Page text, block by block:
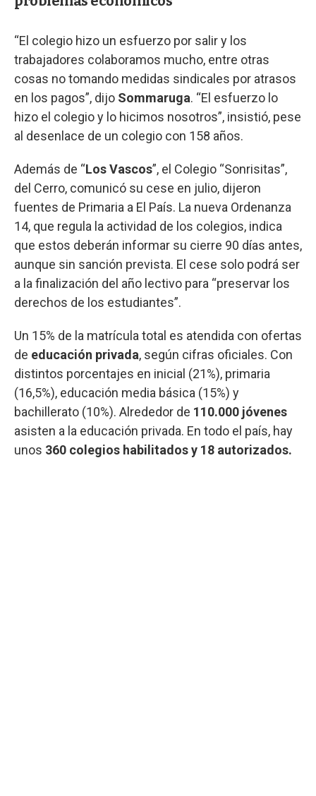
“El colegio hizo un esfuerzo por salir y los
trabajadores colaboramos mucho, entre otras
cosas no tomando medidas sindicales por atrasos
en los pagos”, dijo Sommaruga. “El esfuerzo lo
hizo el colegio y lo hicimos nosotros”, insistió, pese
al desenlace de un colegio con 158 años.
Además de “Los Vascos”, el Colegio “Sonrisitas”,
del Cerro, comunicó su cese en julio, dijeron
fuentes de Primaria a El País. La nueva Ordenanza
14, que regula la actividad de los colegios, indica
que estos deberán informar su cierre 90 días antes,
aunque sin sanción prevista. El cese solo podrá ser
a la finalización del año lectivo para “preservar los
derechos de los estudiantes”.
Un 15% de la matrícula total es atendida con ofertas
de educación privada, según cifras oficiales. Con
distintos porcentajes en inicial (21%), primaria
(16,5%), educación media básica (15%) y
bachillerato (10%). Alrededor de 110.000 jóvenes
asisten a la educación privada. En todo el país, hay
unos 360 colegios habilitados y 18 autorizados.